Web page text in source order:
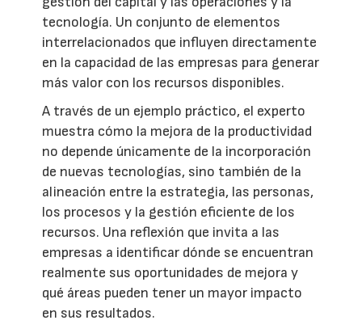
tecnología. Un conjunto de elementos
interrelacionados que influyen directamente
en la capacidad de las empresas para generar
más valor con los recursos disponibles.
A través de un ejemplo práctico, el experto
muestra cómo la mejora de la productividad
no depende únicamente de la incorporación
de nuevas tecnologías, sino también de la
alineación entre la estrategia, las personas,
los procesos y la gestión eficiente de los
recursos. Una reflexión que invita a las
empresas a identificar dónde se encuentran
realmente sus oportunidades de mejora y
qué áreas pueden tener un mayor impacto
en sus resultados.